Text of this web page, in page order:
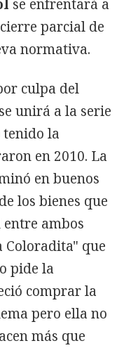
se enfrentará a
parcial de
normativa.
culpa del
unirá a la serie
tenido la
en 2010. La
en buenos
los bienes que
ambos
Coloradita" que
pide la
comprar la
pero ella no
más que